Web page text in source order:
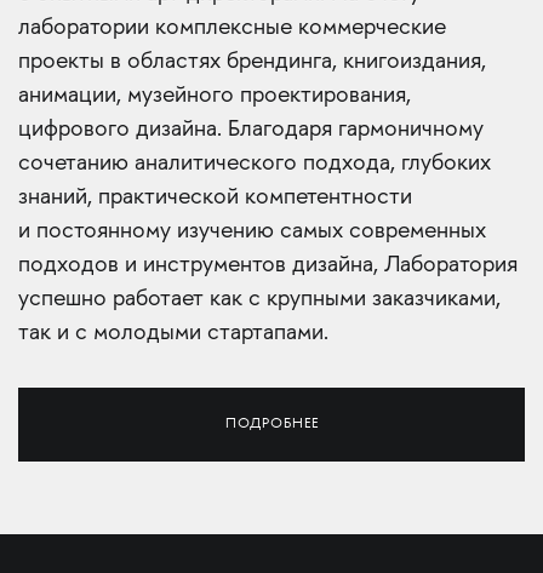
лаборатории комплексные коммерческие
проекты в областях брендинга, книгоиздания,
анимации, музейного проектирования,
цифрового дизайна. Благодаря гармоничному
сочетанию аналитического подхода, глубоких
знаний, практической компетентности
и постоянному изучению самых современных
подходов и инструментов дизайна, Лаборатория
успешно работает как с крупными заказчиками,
так и с молодыми стартапами.
ПОДРОБНЕЕ